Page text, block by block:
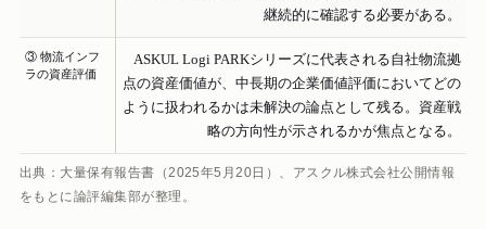
継続的に確認する必要がある。
③ 物流インフ
ラの資産評価
ASKUL Logi PARKシリーズに代表される自社物流拠
点の資産価値が、中長期の企業価値評価においてどの
ように扱われるかは未解決の論点として残る。資産戦
略の方向性が示されるかが焦点となる。
出典：大量保有報告書（2025年5月20日）、アスクル株式会社公開情報
をもとに論評編集部が整理。